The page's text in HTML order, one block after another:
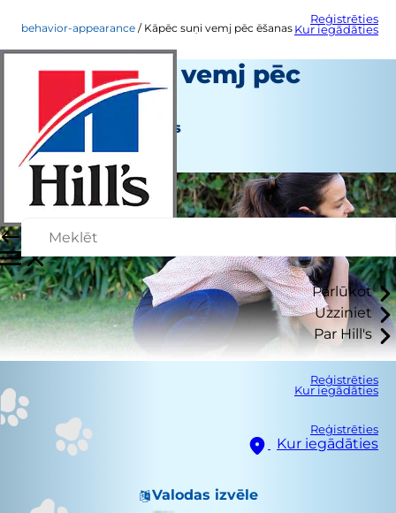
Reģistrēties
Kur iegādāties
Pārlūkot
Uzziniet
Par Hill's
Reģistrēties
Kur iegādāties
Reģistrēties
Kur iegādāties
Valodas izvēle
behavior-appearance Kāpēc suņi vemj pēc ēšanas
Kāpēc suņi vemj pēc
ēšanas
Uzvedība un izskats
Erin Ollila